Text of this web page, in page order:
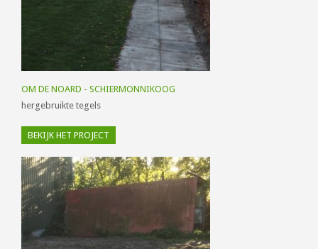
OM DE NOARD - SCHIERMONNIKOOG
hergebruikte tegels
BEKIJK HET PROJECT